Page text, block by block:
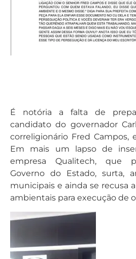
É notória a falta de
candidato do governador
correligionário Fred Campos,
Em mais um lapso de
empresa Qualitech, que
Governo do Estado, surta,
municipais e ainda se recusa
ambientais para execução de